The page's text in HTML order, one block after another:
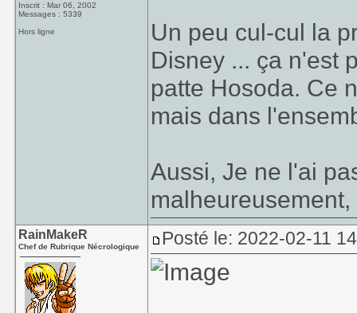
Inscrit : Mar 06, 2002
Messages : 5339
Hors ligne
Un peu cul-cul la
Disney ... ça n'est
patte Hosoda. Ce
mais dans
Aussi, Je ne l'ai
RainMakeR
Chef de Rubrique Nécrologique Posté le: 2022-02-11